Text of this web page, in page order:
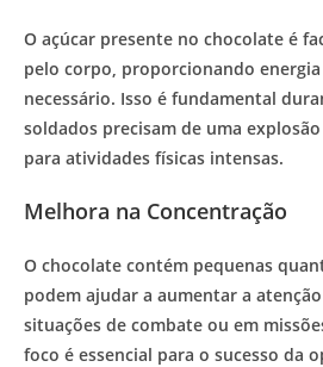
O açúcar presente no chocolate é
pelo corpo, proporcionando
necessário. Isso é fundamental
soldados precisam de uma
para atividades físicas intensas.
Melhora na Concentração
O chocolate contém pequenas
podem ajudar a aumentar a
situações de combate ou em
foco é essencial para o sucesso da